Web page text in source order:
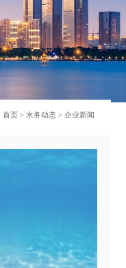
首页> 水务动态> 企业新闻